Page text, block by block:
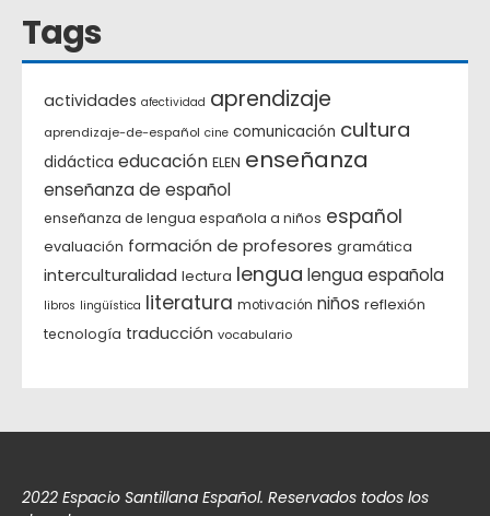
Tags
actividades afectividad aprendizaje
aprendizaje-de-español cine comunicación cultura
didáctica educación ELEN enseñanza
enseñanza de español
enseñanza de lengua española a niños español
evaluación formación de profesores gramática
interculturalidad lectura lengua lengua española
libros lingüística literatura motivación niños reflexión
tecnología traducción vocabulario
2022 Espacio Santillana Español. Reservados todos los